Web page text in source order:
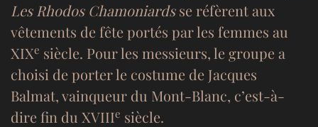
Les Rhodos Chamoniardsse réfèrent aux
vêtements de fête portés par les femmes au
XIXe siècle. Pour les messieurs, le groupe a
choisi de porter le costume de Jacques
Balmat, vainqueur du Mont-Blanc, c’est-à-
dire fin du XVIIIe siècle.